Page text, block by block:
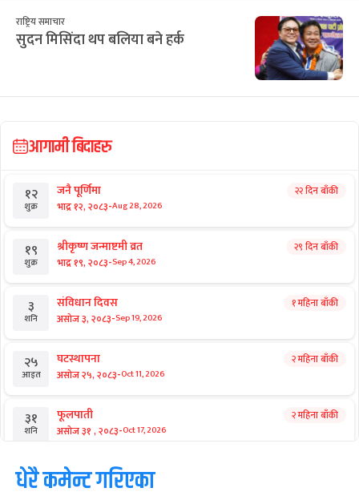
राष्ट्रिय समाचार
सुदन मिसिंदा थप बलिया बने हर्क
आगामी बिदाहरु
१२
शुक्र
जनै पूर्णिमा
भाद्र १२, २०८३-Aug 28, 2026
२२ दिन बाँकी
१९
शुक्र
श्रीकृष्ण जन्माष्टमी व्रत
भाद्र १९, २०८३-Sep 4, 2026
२९ दिन बाँकी
३
शनि
संविधान दिवस
असोज ३, २०८३-Sep 19, 2026
१ महिना बाँकी
२५
आइत
घटस्थापना
असोज २५, २०८३-Oct 11, 2026
२ महिना बाँकी
३१
शनि
फूलपाती
असोज ३१ , २०८३-Oct 17, 2026
२ महिना बाँकी
१
आइत
कार्तिक सङ्क्रान्ति
कार्तिक १, २०८३-Oct 18, 2026
धेरै कमेन्ट गरिएका